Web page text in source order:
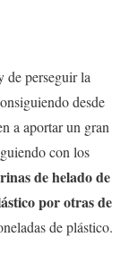
de perseguir la
desde
a aportar un gran
con los
de helado de
por otras de
de plástico.